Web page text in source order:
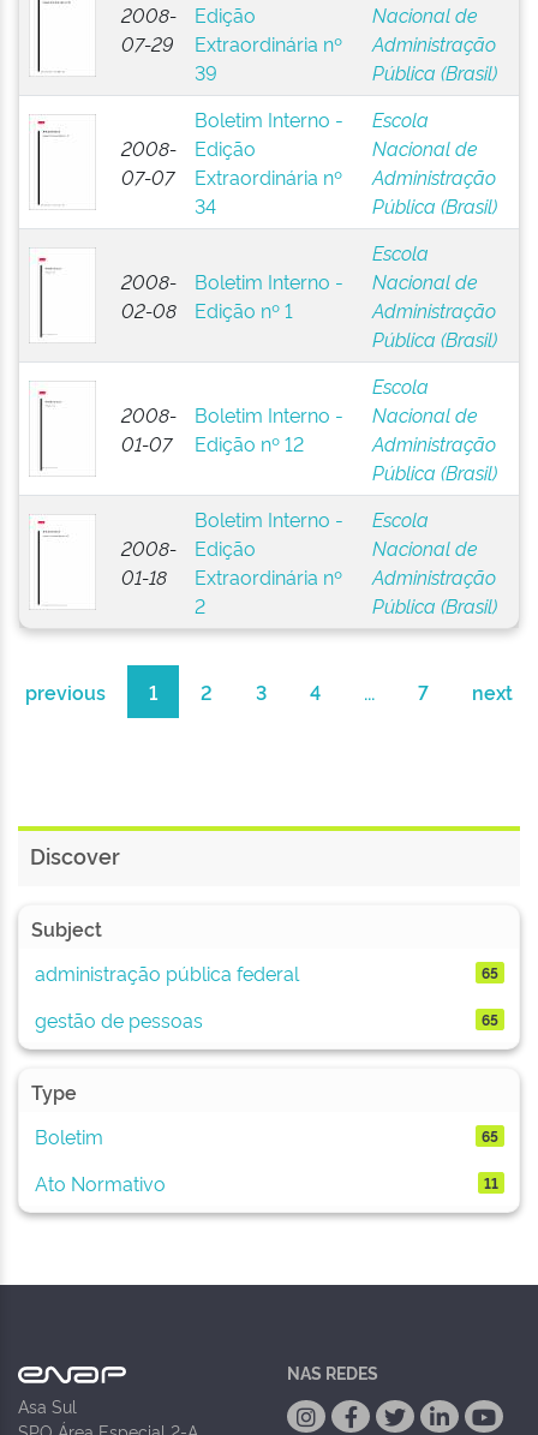
2008-
07-29
Edição
Extraordinária nº
39
Nacional de
Administração
Pública (Brasil)
2008-
07-07
Boletim Interno -
Edição
Extraordinária nº
34
Escola
Nacional de
Administração
Pública (Brasil)
2008-
02-08
Boletim Interno -
Edição nº 1
Escola
Nacional de
Administração
Pública (Brasil)
2008-
01-07
Boletim Interno -
Edição nº 12
Escola
Nacional de
Administração
Pública (Brasil)
2008-
01-18
Boletim Interno -
Edição
Extraordinária nº
2
Escola
Nacional de
Administração
Pública (Brasil)
previous 1 2 3 4 ... 7 next
Discover
Subject
administração pública federal
65
gestão de pessoas 65
Type
Boletim
65
Ato Normativo 11
Asa Sul
NAS REDES